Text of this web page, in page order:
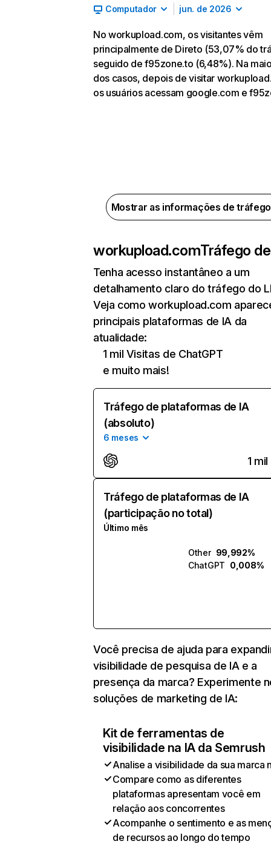
Computador jun. de 2026
No workupload.com, os visitantes vêm
principalmente de Direto (53,07% do
seguido de f95zone.to (6,48%). Na
dos casos, depois de visitar
os usuários acessam google.com e
Mostrar as informações de
workupload.comTráfego
Tenha acesso instantâneo a um
detalhamento claro do tráfego do
Veja como workupload.com
principais plataformas de IA da
atualidade:
1 mil Visitas de ChatGPT
e muito mais!
Tráfego de plataformas de IA
(absoluto)
6 meses
1 mil
Tráfego de plataformas de IA
(participação no total)
Último mês
Other 99,992%
ChatGPT 0,008%
Você precisa de ajuda para
visibilidade de pesquisa de IA e a
presença da marca? Experimente
soluções de marketing de IA:
Kit de ferramentas de
visibilidade na IA da Semrush
Analise a visibilidade da sua marca
Compare como as diferentes
plataformas apresentam você em
relação aos concorrentes
Acompanhe o sentimento e as
de recursos ao longo do tempo